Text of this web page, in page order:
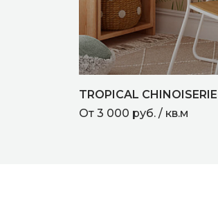
TROPICAL CHINOISERIE
От 3 000 руб. / кв.м